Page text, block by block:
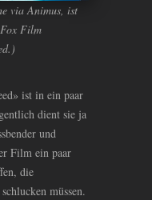
via Animus, ist
Film
ist in ein paar
dient sie ja
und
Film ein paar
die
müssen.